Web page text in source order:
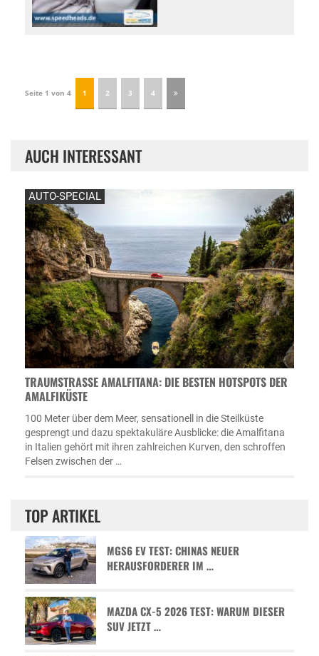
Seite 1 von 4 1 2 3 4
AUCH INTERESSANT
AUTO-SPECIAL
TRAUMSTRASSE AMALFITANA: DIE BESTEN HOTSPOTS DER A
MALFIKÜSTE
100 Meter über dem Meer, sensationell in die Steilküste
gesprengt und dazu spektakuläre Ausblicke: die Amalfitana
in Italien gehört mit ihren zahlreichen Kurven, den schroffen
Felsen zwischen der …
TOP ARTIKEL
MGS6 EV TEST: CHINAS NEUER
HERAUSFORDERER IM …
MAZDA CX-5 2026 TEST: WARUM DIESER
SUV JETZT …